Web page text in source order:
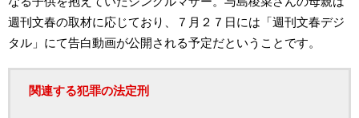
週刊文春の取材に応じており、７月２７日には「週刊文春デジ
タル」にて告白動画が公開される予定だということです。
関連する犯罪の法定刑